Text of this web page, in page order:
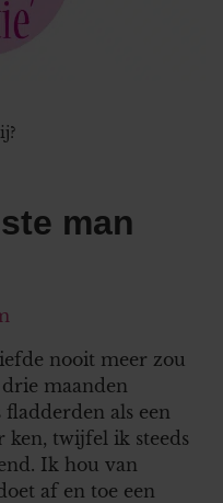
man
nooit meer zou
maanden
als een
ken, twijfel ik steeds
Ik hou van
af en toe een